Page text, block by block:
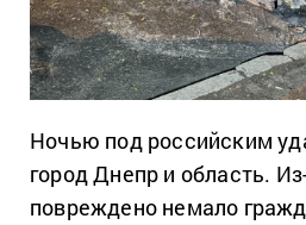
Ночью под российским
город Днепр и область.
повреждено немало